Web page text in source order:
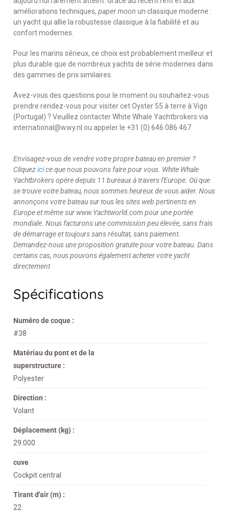
améliorations techniques,paper moon un classique moderne :
un yacht qui allie la robustesse classique à la fiabilité et au
confort modernes.
Pour les marins sérieux, ce choix est probablement meilleur et
plus durable que de nombreux yachts de série modernes dans
des gammes de prix similaires.
Avez-vous des questions pour le moment ou souhaitez-vous
prendre rendez-vous pour visiter cet Oyster 55 à terre à Vigo
(Portugal) ? Veuillez contacter White Whale Yachtbrokers via
international@wwy.nl ou appeler le +31 (0) 646 086 467.
Envisagez-vous de vendre votre propre bateau en premier ?
Cliquez icice que nous pouvons faire pour vous. White Whale
Yachtbrokers opère depuis 11 bureaux à travers l'Europe. Où que
se trouve votre bateau, nous sommes heureux de vous aider. Nous
annonçons votre bateau sur tous les sites web pertinents en
Europe et même sur www.Yachtworld.com pour une portée
mondiale. Nous facturons une commission peu élevée, sans frais
de démarrage et toujours sans résultat, sans paiement.
Demandez-nous une proposition gratuite pour votre bateau. Dans
certains cas, nous pouvons également acheter votre yacht
directement
Spécifications
Numéro de coque :
#38
Matériau du pont et de la
superstructure :
Polyester
Direction :
Volant
Déplacement (kg) :
29.000
cuve
Cockpit central
Tirant d'air (m) :
22